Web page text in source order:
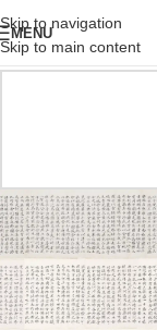
Skip to navigation
Skip to main content
MENU